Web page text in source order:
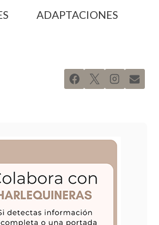
ADAPTACIONES